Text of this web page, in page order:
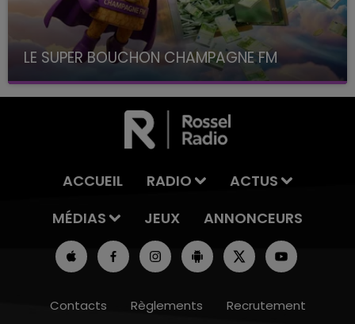
LE SUPER BOUCHON CHAMPAGNE FM
avec La Famille Champagne FM, à 8H10
ACCUEIL RADIO
ACTUS
MÉDIAS
JEUX ANNONCEURS
Contacts Règlements Recrutement